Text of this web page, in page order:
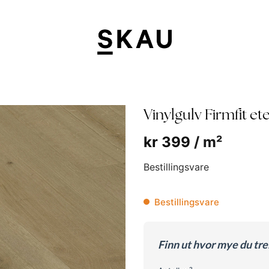
Vinylgulv Firmfit
kr 399 / m²
Bestillingsvare
Bestillingsvare
Finn ut hvor mye du